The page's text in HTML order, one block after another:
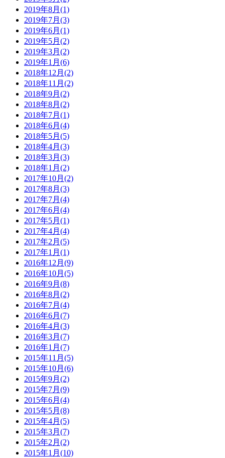
2019年8月(1)
2019年7月(3)
2019年6月(1)
2019年5月(2)
2019年3月(2)
2019年1月(6)
2018年12月(2)
2018年11月(2)
2018年9月(2)
2018年8月(2)
2018年7月(1)
2018年6月(4)
2018年5月(5)
2018年4月(3)
2018年3月(3)
2018年1月(2)
2017年10月(2)
2017年8月(3)
2017年7月(4)
2017年6月(4)
2017年5月(1)
2017年4月(4)
2017年2月(5)
2017年1月(1)
2016年12月(9)
2016年10月(5)
2016年9月(8)
2016年8月(2)
2016年7月(4)
2016年6月(7)
2016年4月(3)
2016年3月(7)
2016年1月(7)
2015年11月(5)
2015年10月(6)
2015年9月(2)
2015年7月(9)
2015年6月(4)
2015年5月(8)
2015年4月(5)
2015年3月(7)
2015年2月(2)
2015年1月(10)